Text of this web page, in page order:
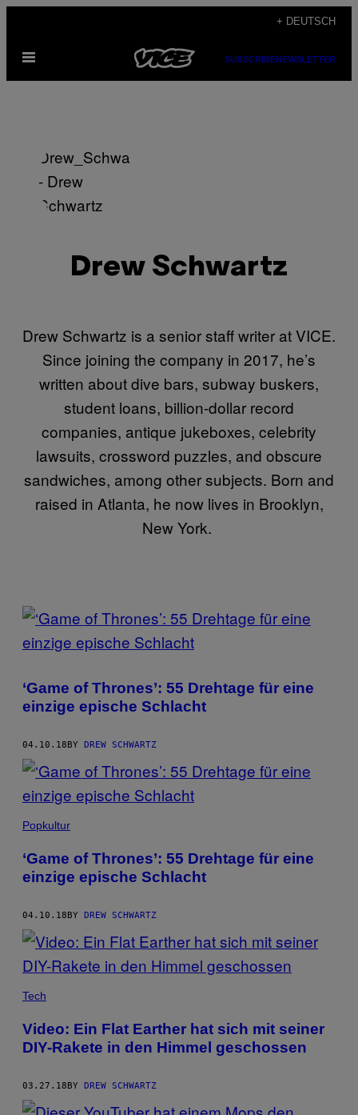
content
+ DEUTSCH
Open
SUBSCRIBENEWSLETTER
Drew Schwartz
Drew Schwartz is a senior staff writer at VICE.
Since joining the company in 2017, he’s
written about dive bars, subway buskers,
student loans, billion-dollar record
companies, antique jukeboxes, celebrity
lawsuits, crossword puzzles, and obscure
sandwiches, among other subjects. Born and
raised in Atlanta, he now lives in Brooklyn,
New York.
POSTS
BY
AUTHOR
‘Game of Thrones’: 55 Drehtage für eine
einzige epische Schlacht
04.10.18BY DREW SCHWARTZ
Popkultur
‘Game of Thrones’: 55 Drehtage für eine
einzige epische Schlacht
04.10.18BY DREW SCHWARTZ
Tech
Video: Ein Flat Earther hat sich mit seiner
DIY-Rakete in den Himmel geschossen
03.27.18BY DREW SCHWARTZ